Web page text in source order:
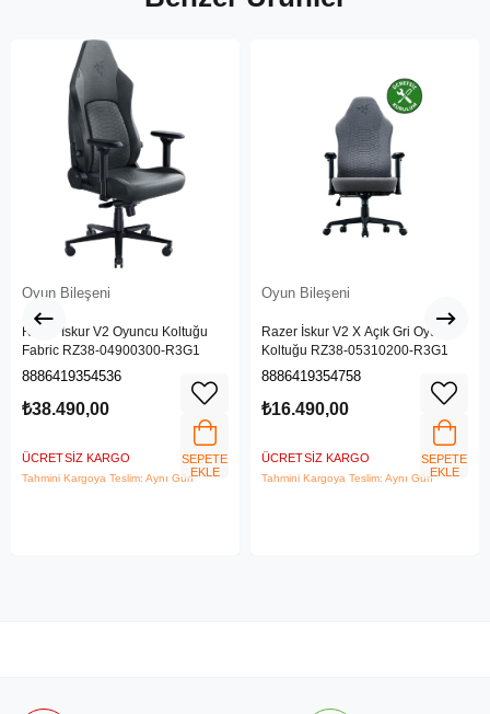
Oyun Bileşeni
Razer İskur V2 Oyuncu Koltuğu
Fabric RZ38-04900300-R3G1
8886419354536
₺38.490,00
ÜCRETSIZ KARGO
Tahmini Kargoya Teslim: Aynı Gün
SEPETE
EKLE
Oyun Bileşeni
Razer İskur V2 X Açık Gri Oyuncu
Koltuğu RZ38-05310200-R3G1
8886419354758
₺16.490,00
ÜCRETSIZ KARGO
Tahmini Kargoya Teslim: Aynı Gün
SEPETE
EKLE